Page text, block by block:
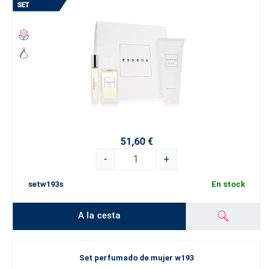
51,60 €
-
+
setw193s En stock
A la cesta
Set perfumado de mujer w193